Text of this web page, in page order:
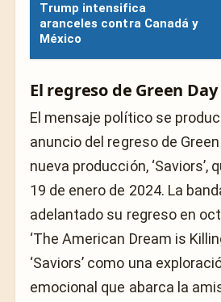
Trump intensifica
aranceles contra Canadá y
México
El regreso de Green Day
El mensaje político se
anuncio del regreso de
nueva producción, ‘Saviors’,
19 de enero de 2024. La
adelantado su regreso en
‘The American Dream is
‘Saviors’ como una
emocional que abarca la